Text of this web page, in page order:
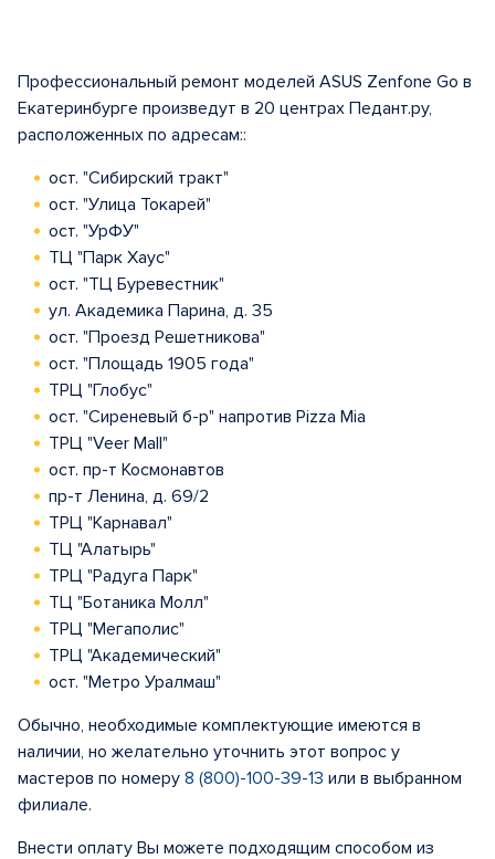
Профессиональный ремонт моделей ASUS Zenfone Go в
Екатеринбурге произведут в 20 центрах Педант.ру,
расположенных по адресам::
ост. "Сибирский тракт"
ост. "Улица Токарей"
ост. "УрФУ"
ТЦ "Парк Хаус"
ост. "ТЦ Буревестник"
ул. Академика Парина, д. 35
ост. "Проезд Решетникова"
ост. "Площадь 1905 года"
ТРЦ "Глобус"
ост. "Сиреневый б-р" напротив Pizza Mia
ТРЦ "Veer Mall"
ост. пр-т Космонавтов
пр-т Ленина, д. 69/2
ТРЦ "Карнавал"
ТЦ "Алатырь"
ТРЦ "Радуга Парк"
ТЦ "Ботаника Молл"
ТРЦ "Мегаполис"
ТРЦ "Академический"
ост. "Метро Уралмаш"
Обычно, необходимые комплектующие имеются в
наличии, но желательно уточнить этот вопрос у
мастеров по номеру 8 (800)-100-39-13 или в выбранном
филиале.
Внести оплату Вы можете подходящим способом из